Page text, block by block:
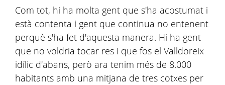
Com tot, hi ha molta gent que s'ha acostumat i
està contenta i gent que continua no entenent
perquè s'ha fet d'aquesta manera. Hi ha gent
que no voldria tocar res i que fos el Valldoreix
idílic d'abans, però ara tenim més de 8.000
habitants amb una mitjana de tres cotxes per